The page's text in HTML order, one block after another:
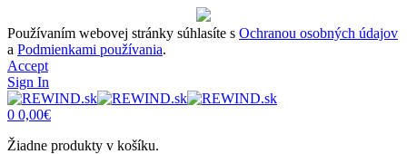
Používaním webovej stránky súhlasíte s Ochranou osobných údajov
a Podmienkami používania.
Accept
Sign In
0 0,00€
Žiadne produkty v košíku.